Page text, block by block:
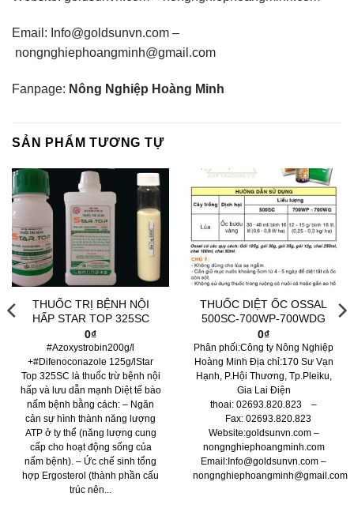
Email: Info@goldsunvn.com –
nongnghiephoangminh@gmail.com
Fanpage: Nông Nghiệp Hoàng Minh
SẢN PHẨM TƯƠNG TỰ
THUỐC TRỊ BỆNH NỘI
HẤP STAR TOP 325SC
0₫
#Azoxystrobin200g/l
+#Difenoconazole 125g/lStar
Top 325SC là thuốc trừ bệnh nội
hấp và lưu dẫn mạnh Diệt tế bào
nấm bệnh bằng cách: – Ngăn
cản sự hình thành năng lượng
ATP ở ty thể (năng lượng cung
cấp cho hoạt động sống của
nấm bệnh). – Ức chế sinh tổng
hợp Ergosterol (thành phần cấu
trúc nên...
THUỐC DIỆT ỐC OSSAL
500SC-700WP-700WDG
0₫
Phân phối:Công ty Nông Nghiệp
Hoàng Minh Địa chỉ:170 Sư Vạn
Hạnh, P.Hội Thương, Tp.Pleiku,
Gia Lai Điện
thoai: 02693.820.823 –
Fax: 02693.820.823
Website:goldsunvn.com –
nongnghiephoangminh.com
Email:Info@goldsunvn.com –
nongnghiephoangminh@gmail.com